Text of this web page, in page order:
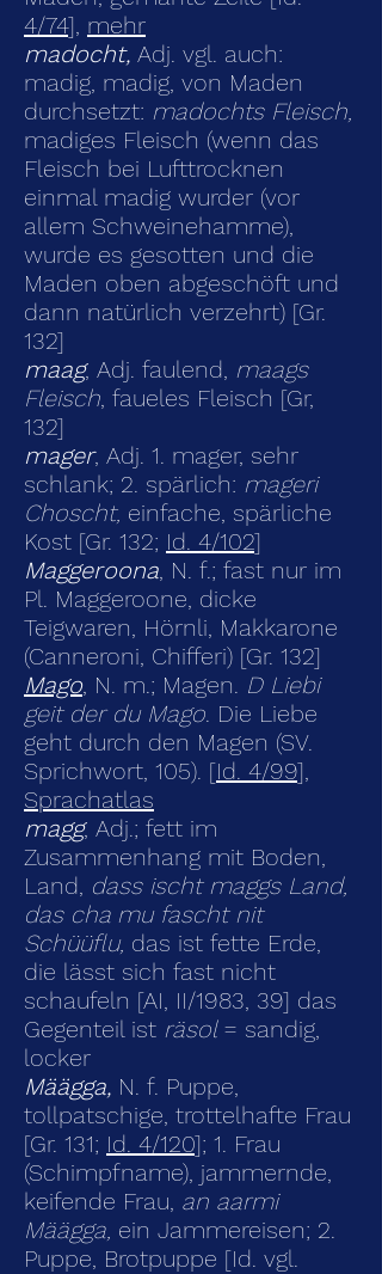
4/74], mehr
madocht, Adj. vgl. auch:
madig, madig, von Maden
durchsetzt: madochts Fleisch,
madiges Fleisch (wenn das
Fleisch bei Lufttrocknen
einmal madig wurder (vor
allem Schweinehamme),
wurde es gesotten und die
Maden oben abgeschöft und
dann natürlich verzehrt) [Gr.
132]
maag, Adj. faulend, maags
Fleisch, faueles Fleisch [Gr,
132]
mager, Adj. 1. mager, sehr
schlank; 2. spärlich: mageri
Choscht, einfache, spärliche
Kost [Gr. 132; Id. 4/102]
Maggeroona, N. f.; fast nur im
Pl. Maggeroone, dicke
Teigwaren, Hörnli, Makkarone
(Canneroni, Chifferi) [Gr. 132]
Mago, N. m.; Magen. D Liebi
geit der du Mago. Die Liebe
geht durch den Magen (SV.
Sprichwort, 105). [Id. 4/99],
Sprachatlas
magg, Adj.; fett im
Zusammenhang mit Boden,
Land, dass ischt maggs Land,
das cha mu fascht nit
Schüüflu, das ist fette Erde,
die lässt sich fast nicht
schaufeln [AI, II/1983, 39] das
Gegenteil ist räsol = sandig,
locker
Määgga, N. f. Puppe,
tollpatschige, trottelhafte Frau
[Gr. 131; Id. 4/120]; 1. Frau
(Schimpfname), jammernde,
keifende Frau, an aarmi
Määgga, ein Jammereisen; 2.
Puppe, Brotpuppe [Id. vgl.